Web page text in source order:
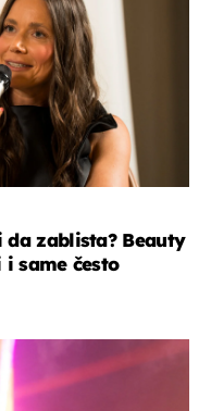
zablista? Beauty
same često